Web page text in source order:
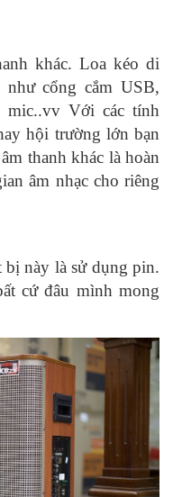
khác. Loa kéo di
cổng cắm USB,
mic..vv Với các tính
hội trường lớn bạn
thanh khác là hoàn
âm nhạc cho riêng
này là sử dụng pin.
cứ đâu mình mong